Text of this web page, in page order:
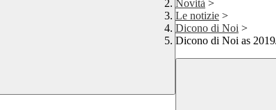
Novità >
Le notizie >
Dicono di Noi >
Dicono di Noi as